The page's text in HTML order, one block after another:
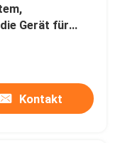
Gerät für
Kontakt